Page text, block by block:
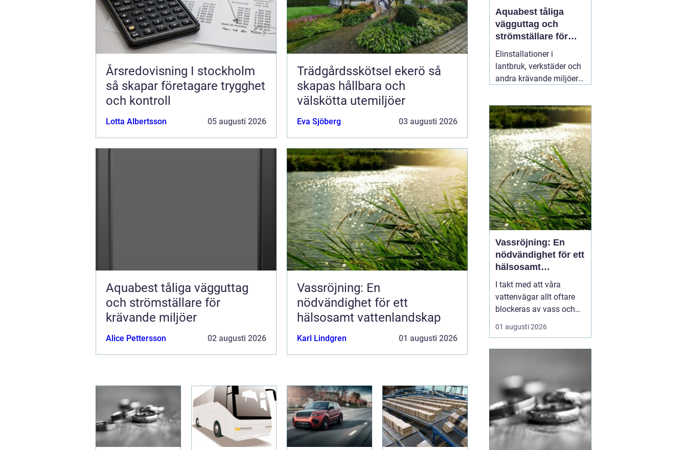
Årsredovisning I stockholm
så skapar företagare trygghet
och kontroll
Lotta Albertsson 05 augusti 2026
Trädgårdsskötsel ekerö så
skapas hållbara och
välskötta utemiljöer
Eva Sjöberg 03 augusti 2026
Aquabest tåliga vägguttag
och strömställare för
krävande miljöer
Alice Pettersson 02 augusti 2026
Vassröjning: En
nödvändighet för ett
hälsosamt vattenlandskap
Karl Lindgren 01 augusti 2026
Aquabest tåliga
vägguttag och
strömställare för
krävande miljöer
Elinstallationer i
lantbruk, verkstäder och
andra krävande miljöer
i ett vanligt bostadsrum.
Fukt, damm, spån och
mekaniskt slitage kan
snabbt skapa problem
om komponenterna inte
är rätt valda.02 augusti
2026
Vassröjning: En
nödvändighet för ett
hälsosamt
vattenlandskap
I takt med att våra
vattenvägar allt oftare
blockeras av vass och
andra vattenväxter, ökar
också behovet av
praktiska lösningarna är
vass...
01 augusti 2026